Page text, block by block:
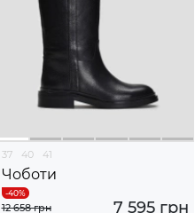
37 40 41
Чоботи
7 595 грн
12 658 грн